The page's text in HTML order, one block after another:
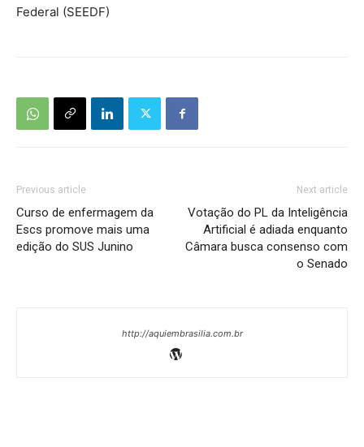
Federal (SEEDF)
Previous article
Curso de enfermagem da
Escs promove mais uma
edição do SUS Junino
Next article
Votação do PL da Inteligência
Artificial é adiada enquanto
Câmara busca consenso com
o Senado
http://aquiembrasilia.com.br